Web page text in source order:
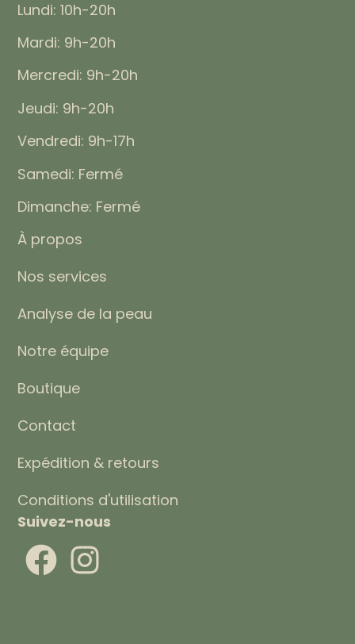
À propos
Nos services
Analyse de la peau
Notre équipe
Boutique
Contact
Expédition & retours
Conditions d'utilisation
Lundi: 10h-20h
Mardi: 9h-20h
Mercredi: 9h-20h
Jeudi: 9h-20h
Vendredi: 9h-17h
Samedi: Fermé
Dimanche: Fermé
Suivez-nous